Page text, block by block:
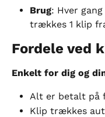
Brug: Hver
trækkes 1 klip
Fordele ved
Enkelt for dig og
Alt er betalt på
Klip trækkes